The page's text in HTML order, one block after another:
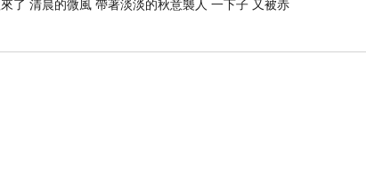
清晨的微風 帶著淡淡的秋意襲人 一下子 又被赤